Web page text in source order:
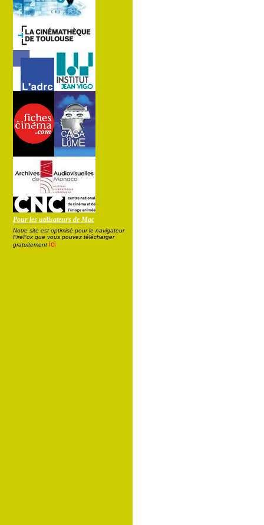
Pour les utilisateurs de Mac
Notre site est optimisé pour le navigateur
FireFox que vous pouvez télécharger
gratuitement ici